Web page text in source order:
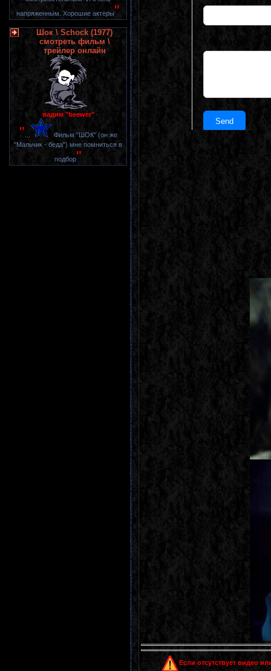
напряженным. Хорошие актеры"
Шок \ Schock (1977)
смотреть фильм \
трейлер онлайн
вадим "beewer"
"
Фильм "ШОК" (он же
"Мальчик - беда") мне помниться в
подбор"
Если отсутствует видео